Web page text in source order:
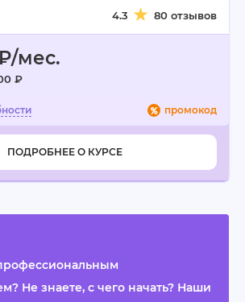
4.3 80 отзывов
₽/мес.
₽
промокод
ПОДРОБНЕЕ О КУРСЕ
Не знаете, с чего начать? Наши